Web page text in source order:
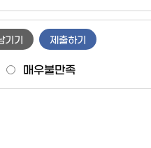
매우불만족
기기 제출하기